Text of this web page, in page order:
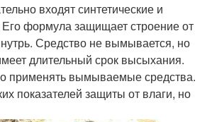
входят синтетические и
формула защищает строение от
Средство не вымывается, но
длительный срок высыхания.
применять вымываемые средства.
показателей защиты от влаги, но